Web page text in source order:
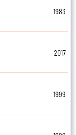
1983
2017
1999